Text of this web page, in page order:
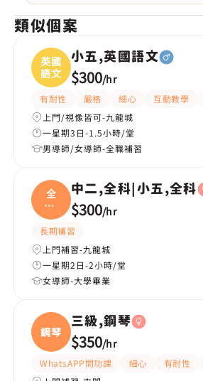
類似個案
英國
語文
小五,英國語文
$300/hr
有耐性 嚴格 細心 互動教學
上門/視像皆可-九龍城
一星期3日-1.5小時/堂
男導師/女導師-全職補習
全
科|
小五
中二,全科|小五,全科
$300/hr
長期補習
上門補習-九龍城
一星期2日-2小時/堂
女導師-大學畢業
鋼琴
三級,鋼琴
$350/hr
WhatsAPP問功課 細心 有耐性